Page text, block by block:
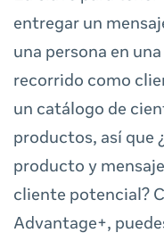
entregar un
una persona en
recorrido como
un catálogo de
productos, así que
producto y
cliente potencial?
Advantage+,